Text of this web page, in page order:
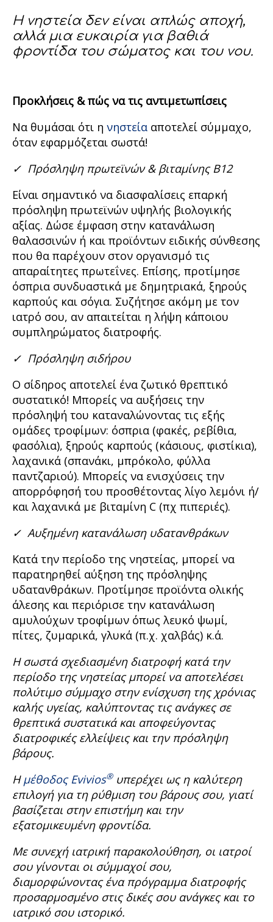
Η νηστεία δεν είναι απλώς αποχή,
αλλά μια ευκαιρία για βαθιά
φροντίδα του σώματος και του νου.
Προκλήσεις & πώς να τις αντιμετωπίσεις
Να θυμάσαι ότι η νηστεία αποτελεί σύμμαχο,
όταν εφαρμόζεται σωστά!
✓ Πρόσληψη πρωτεϊνών & βιταμίνης Β12
Είναι σημαντικό να διασφαλίσεις επαρκή
πρόσληψη πρωτεϊνών υψηλής βιολογικής
αξίας. Δώσε έμφαση στην κατανάλωση
θαλασσινών ή και προϊόντων ειδικής σύνθεσης
που θα παρέχουν στον οργανισμό τις
απαραίτητες πρωτεΐνες. Επίσης, προτίμησε
όσπρια συνδυαστικά με δημητριακά, ξηρούς
καρπούς και σόγια. Συζήτησε ακόμη με τον
ιατρό σου, αν απαιτείται η λήψη κάποιου
συμπληρώματος διατροφής.
✓ Πρόσληψη σιδήρου
Ο σίδηρος αποτελεί ένα ζωτικό θρεπτικό
συστατικό! Μπορείς να αυξήσεις την
πρόσληψή του καταναλώνοντας τις εξής
ομάδες τροφίμων: όσπρια (φακές, ρεβίθια,
φασόλια), ξηρούς καρπούς (κάσιους, φιστίκια),
λαχανικά (σπανάκι, μπρόκολο, φύλλα
παντζαριού). Μπορείς να ενισχύσεις την
απορρόφησή του προσθέτοντας λίγο λεμόνι ή/
και λαχανικά με βιταμίνη C (πχ πιπεριές).
✓ Αυξημένη κατανάλωση υδατανθράκων
Κατά την περίοδο της νηστείας, μπορεί να
παρατηρηθεί αύξηση της πρόσληψης
υδατανθράκων. Προτίμησε προϊόντα ολικής
άλεσης και περιόρισε την κατανάλωση
αμυλούχων τροφίμων όπως λευκό ψωμί,
πίτες, ζυμαρικά, γλυκά (π.χ. χαλβάς) κ.ά.
Η σωστά σχεδιασμένη διατροφή κατά την
περίοδο της νηστείας μπορεί να αποτελέσει
πολύτιμο σύμμαχο στην ενίσχυση της χρόνιας
καλής υγείας, καλύπτοντας τις ανάγκες σε
θρεπτικά συστατικά και αποφεύγοντας
διατροφικές ελλείψεις και την πρόσληψη
βάρους.
ΗμέθοδοςEvivios®υπερέχει ως η καλύτερη
επιλογή για τη ρύθμιση του βάρους σου, γιατί
βασίζεται στην επιστήμη και την
εξατομικευμένη φροντίδα.
Με συνεχή ιατρική παρακολούθηση, οι ιατροί
σου γίνονται οι σύμμαχοί σου,
διαμορφώνοντας ένα πρόγραμμα διατροφής
προσαρμοσμένο στις δικές σου ανάγκες και το
ιατρικό σου ιστορικό.